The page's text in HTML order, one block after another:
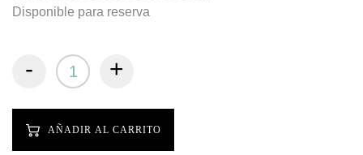
Disponible para reserva
- +
AÑADIR AL CARRITO